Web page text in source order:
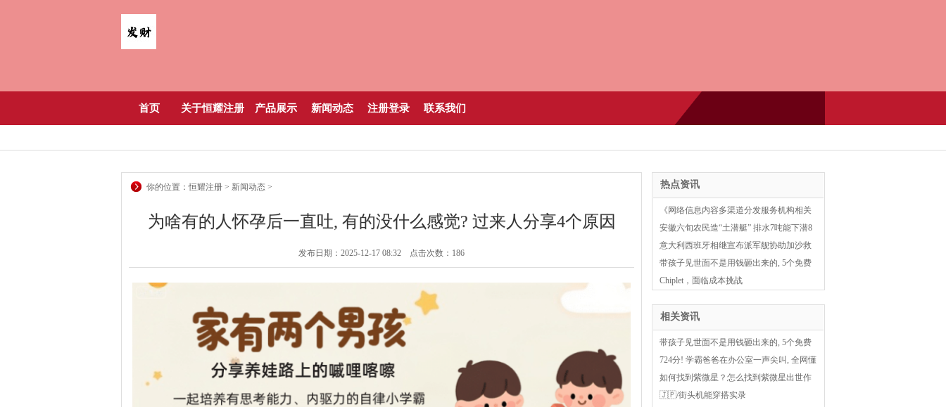
首页 关于恒耀注册 产品展示 新闻动态 注册登录 联系我们
你的位置：恒耀注册 > 新闻动态 >
为啥有的人怀孕后一直吐, 有的没什么感觉? 过来人分享4个原因
发布日期：2025-12-17 08:32 点击次数：186
热点资讯
《网络信息内容多渠道分发服务机构相关
业务活动管理规定（草案稿）》公开征求
意见
安徽六旬农民造“土潜艇” 排水7吨能下潜8
米 曾拿到专利证书_大皖新闻 |
意大利西班牙相继宣布派军舰协助加沙救
援船队
带孩子见世面不是用钱砸出来的, 5个免费
见世面方法, 分享给大家
Chiplet，面临成本挑战
相关资讯
带孩子见世面不是用钱砸出来的, 5个免费
见世面方法, 分享给大家
724分! 学霸爸爸在办公室一声尖叫, 全网懂
了
如何找到紫微星？怎么找到紫微星出世作
品？
🇯🇵/街头机能穿搭实录